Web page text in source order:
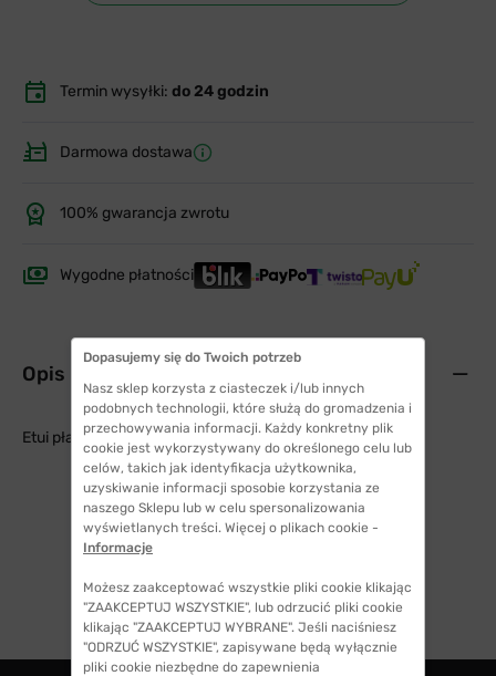
Termin wysyłki: do 24 godzin
Darmowa dostawa
100% gwarancja zwrotu
Wygodne płatności
Opis produktu
Etui płaskie - czerwone
Dopasujemy się do Twoich potrzeb
Nasz sklep korzysta z ciasteczek i/lub innych
podobnych technologii, które służą do gromadzenia i
przechowywania informacji. Każdy konkretny plik
cookie jest wykorzystywany do określonego celu lub
celów, takich jak identyfikacja użytkownika,
uzyskiwanie informacji sposobie korzystania ze
naszego Sklepu lub w celu spersonalizowania
wyświetlanych treści. Więcej o plikach cookie -
Informacje
Możesz zaakceptować wszystkie pliki cookie klikając
"ZAAKCEPTUJ WSZYSTKIE", lub odrzucić pliki cookie
klikając "ZAAKCEPTUJ WYBRANE". Jeśli naciśniesz
"ODRZUĆ WSZYSTKIE", zapisywane będą wyłącznie
pliki cookie niezbędne do zapewnienia